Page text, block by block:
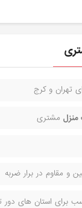
تهران و کرج
مشتری
و مقاوم در برار ضربه
استان های دور